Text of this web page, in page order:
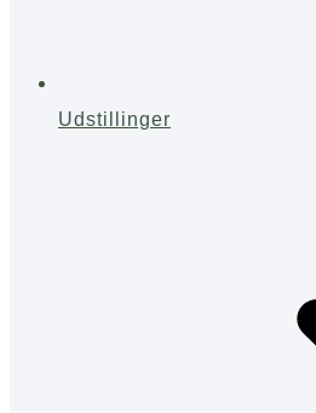
Udstillinger